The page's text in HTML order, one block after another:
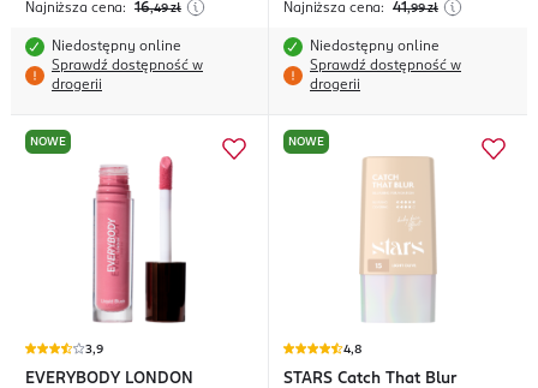
Najniższa cena: 16,49 zł
Niedostępny online
Sprawdź dostępność w
drogerii
Najniższa cena: 41,99 zł
Niedostępny online
Sprawdź dostępność w
drogerii
NOWE
3,9
EVERYBODY LONDON
NOWE
4,8
STARS Catch That Blur